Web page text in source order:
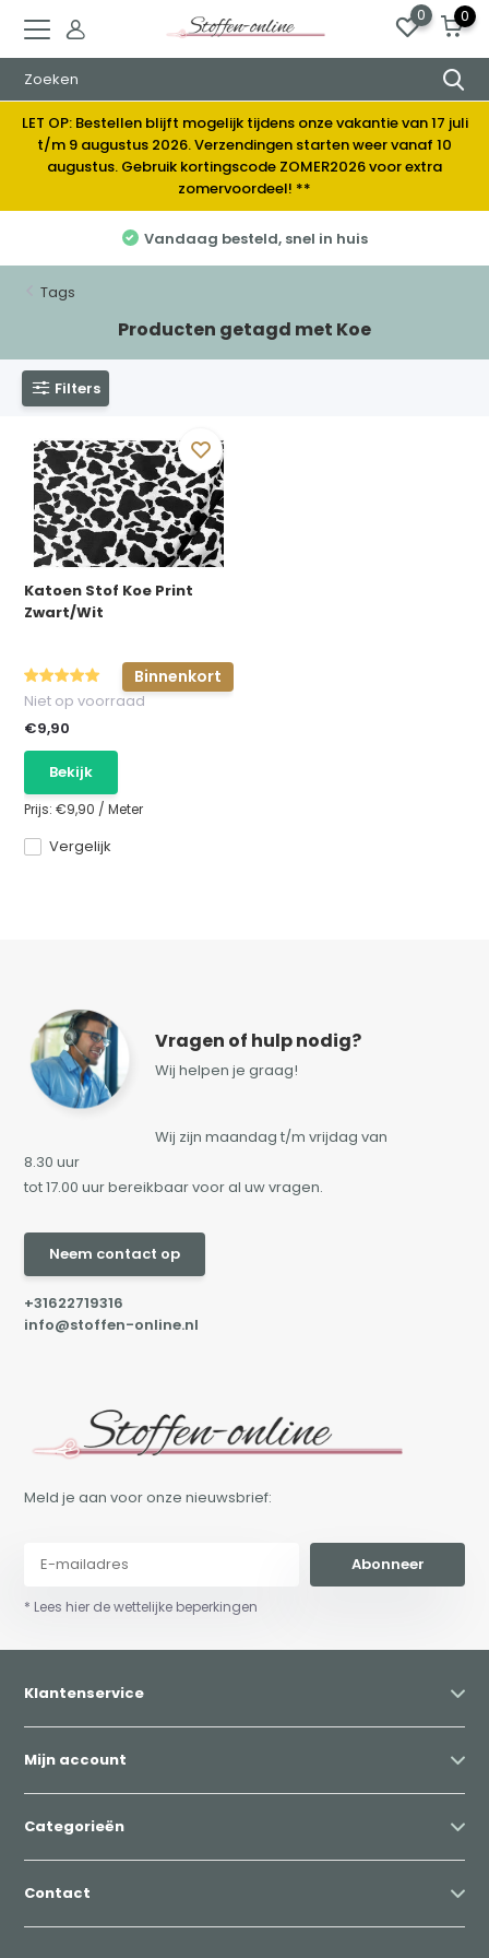
0 0
LET OP: Bestellen blijft mogelijk tijdens onze vakantie van 17 juli
t/m 9 augustus 2026. Verzendingen starten weer vanaf 10
augustus. Gebruik kortingscode ZOMER2026 voor extra
zomervoordeel! **
Vandaag besteld, snel in huis
Tags
Producten getagd met Koe
Filters
Katoen Stof Koe Print
Zwart/Wit
Binnenkort
Vergelijk
Niet op voorraad
€9,90
Bekijk
Prijs:€9,90 /Meter
Vragen of hulp nodig?
Wij helpen je graag!
Wij zijn maandag t/m vrijdag van
8.30 uur
tot 17.00 uur bereikbaar voor al uw vragen.
Neem contact op
+31622719316
info@stoffen-online.nl
Meld je aan voor onze nieuwsbrief:
Abonneer
* Lees hier de wettelijke beperkingen
Klantenservice
Mijn account
Categorieën
Contact